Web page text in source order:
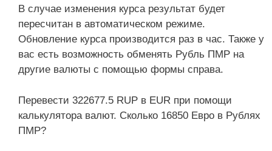
В случае изменения курса результат будет
пересчитан в автоматическом режиме.
Обновление курса производится раз в час. Также у
вас есть возможность обменять Рубль ПМР на
другие валюты с помощью формы справа.
Перевести 322677.5 RUP в EUR при помощи
калькулятора валют. Сколько 16850 Евро в Рублях
ПМР?